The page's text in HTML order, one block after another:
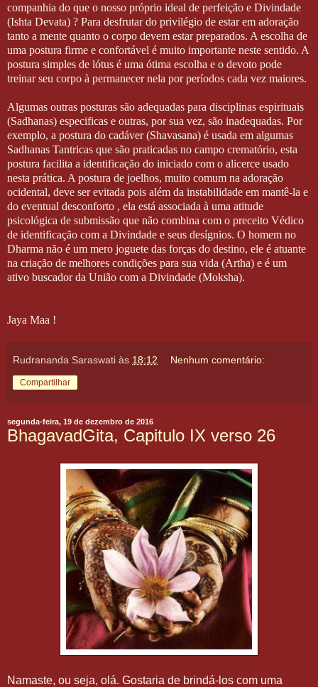
companhia do que o nosso próprio ideal de perfeição e Divindade
(Ishta Devata) ? Para desfrutar do privilégio de estar em adoração
tanto a mente quanto o corpo devem estar preparados. A escolha de
uma postura firme e confortável é muito importante neste sentido. A
postura simples de lótus é uma ótima escolha e o devoto pode
treinar seu corpo à permanecer nela por períodos cada vez maiores.
Algumas outras posturas são adequadas para disciplinas espirituais
(Sadhanas) especificas e outras, por sua vez, são inadequadas. Por
exemplo, a postura do cadáver (Shavasana) é usada em algumas
Sadhanas Tantricas que são praticadas no campo crematório, esta
postura facilita a identificação do iniciado com o alicerce usado
nesta prática. A postura de joelhos, muito comum na adoração
ocidental, deve ser evitada pois além da instabilidade em mantê-la e
do eventual desconforto , ela está associada à uma atitude
psicológica de submissão que não combina com o preceito Védico
de identificação com a Divindade e seus desígnios. O homem no
Dharma não é um mero joguete das forças do destino, ele é atuante
na criação de melhores condições para sua vida (Artha) e é um
ativo buscador da União com a Divindade (Moksha).
Jaya Maa !
Rudrananda Saraswati às 18:12 Nenhum comentário:
Compartilhar
segunda-feira, 19 de dezembro de 2016
BhagavadGita, Capitulo IX verso 26
Namaste, ou seja, olá. Gostaria de brindá-los com uma